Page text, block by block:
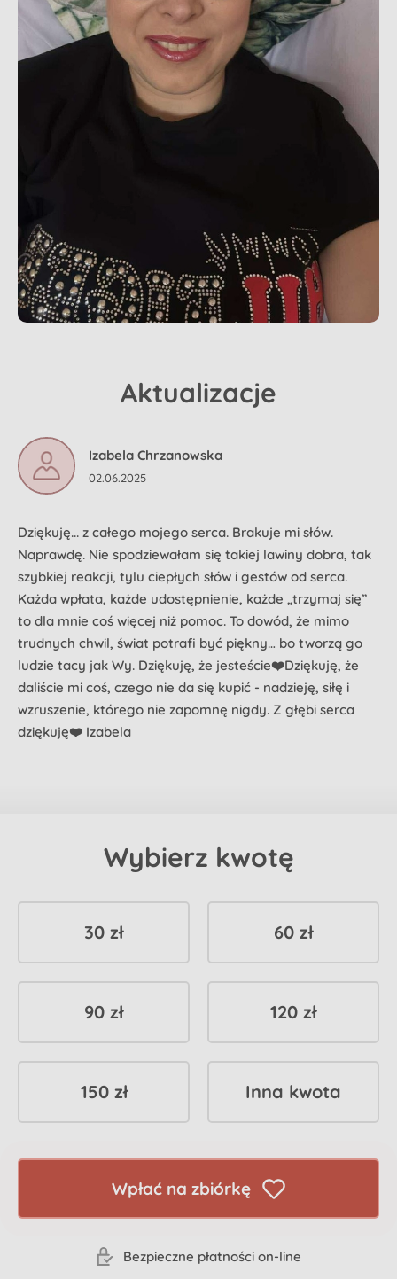
Aktualizacje
Izabela Chrzanowska
02.06.2025
Dziękuję... z całego mojego serca. Brakuje mi słów.
Naprawdę. Nie spodziewałam się takiej lawiny dobra, tak
szybkiej reakcji, tylu ciepłych słów i gestów od serca.
Każda wpłata, każde udostępnienie, każde „trzymaj się”
to dla mnie coś więcej niż pomoc. To dowód, że mimo
trudnych chwil, świat potrafi być piękny… bo tworzą go
ludzie tacy jak Wy. Dziękuję, że jesteście❤️Dziękuję, że
daliście mi coś, czego nie da się kupić - nadzieję, siłę i
wzruszenie, którego nie zapomnę nigdy. Z głębi serca
dziękuję❤️ Izabela
Wybierz kwotę
30 zł 60 zł
90 zł 120 zł
150 zł Inna kwota
Wpłać na zbiórkę
Bezpieczne płatności on-line